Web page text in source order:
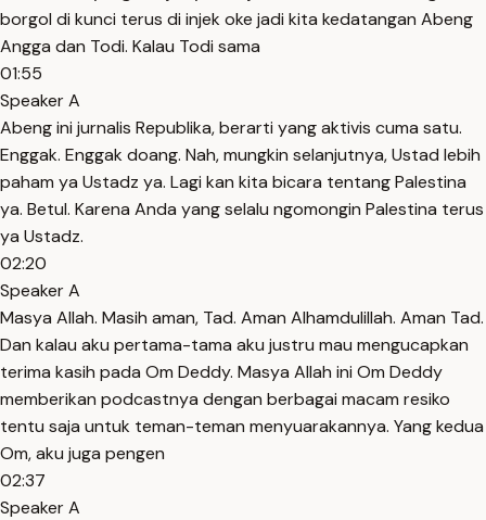
borgol di kunci terus di injek oke jadi kita kedatangan Abeng
Angga dan Todi. Kalau Todi sama
01:55
Speaker A
Abeng ini jurnalis Republika, berarti yang aktivis cuma satu.
Enggak. Enggak doang. Nah, mungkin selanjutnya, Ustad lebih
paham ya Ustadz ya. Lagi kan kita bicara tentang Palestina
ya. Betul. Karena Anda yang selalu ngomongin Palestina terus
ya Ustadz.
02:20
Speaker A
Masya Allah. Masih aman, Tad. Aman Alhamdulillah. Aman Tad.
Dan kalau aku pertama-tama aku justru mau mengucapkan
terima kasih pada Om Deddy. Masya Allah ini Om Deddy
memberikan podcastnya dengan berbagai macam resiko
tentu saja untuk teman-teman menyuarakannya. Yang kedua
Om, aku juga pengen
02:37
Speaker A